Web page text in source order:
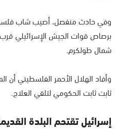
برصاص قوات الجيش الإسرائيلي
شمال طولكرم.
وأفاد الهلال الأحمر الفلسطيني
ثابت ثابت الحكومي لتلقي العلاج.
إسرائيل تقتحم البلدة